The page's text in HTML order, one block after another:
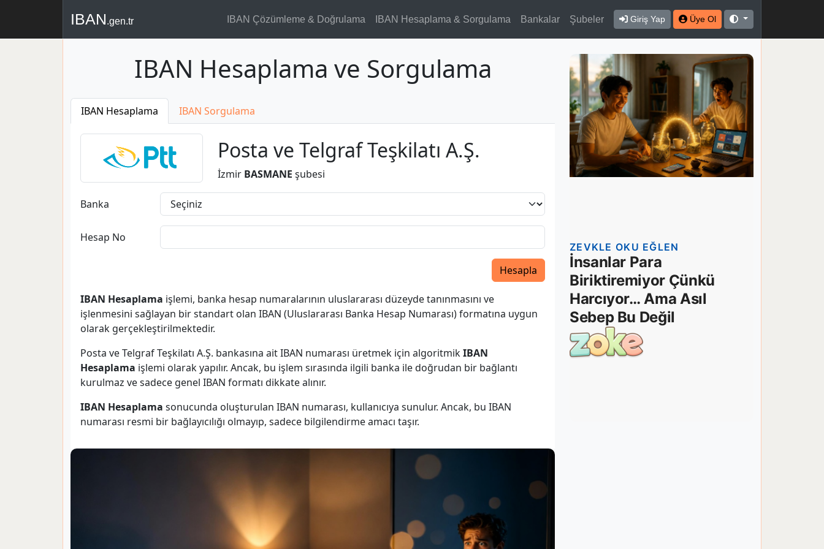
IBAN.gen.tr IBAN Çözümleme & Doğrulama IBAN Hesaplama & Sorgulama Bankalar Şubeler Giriş Yap Üye Ol
IBAN Hesaplama ve Sorgulama
IBAN Hesaplama IBAN Sorgulama
Posta ve Telgraf Teşkilatı A.Ş.
İzmir BASMANE şubesi
Banka
Hesap No
Hesapla
IBAN Hesaplama işlemi, banka hesap numaralarının uluslararası düzeyde tanınmasını ve
işlenmesini sağlayan bir standart olan IBAN (Uluslararası Banka Hesap Numarası) formatına uygun
olarak gerçekleştirilmektedir.
Posta ve Telgraf Teşkilatı A.Ş. bankasına ait IBAN numarası üretmek için algoritmikIBAN
Hesaplama işlemi olarak yapılır. Ancak, bu işlem sırasında ilgili banka ile doğrudan bir bağlantı
kurulmaz ve sadece genel IBAN formatı dikkate alınır.
IBAN Hesaplama sonucunda oluşturulan IBAN numarası, kullanıcıya sunulur. Ancak, bu IBAN
numarası resmi bir bağlayıcılığı olmayıp, sadece bilgilendirme amacı taşır.